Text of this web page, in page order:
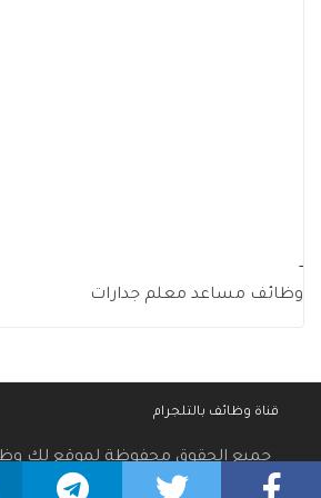
-
وظائف مساعد معلم جدارات
قناة وظائف بالتلجرام
جميع الحقوق محفوظة لموقع لك وظيفة ©
سياسة الخصوصية- إتفاقية